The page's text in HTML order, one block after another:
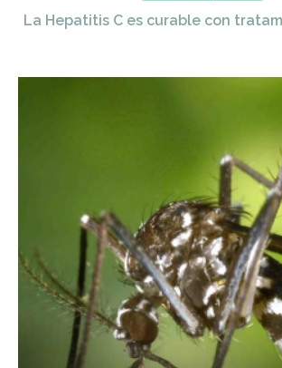
La Hepatitis C es curable con